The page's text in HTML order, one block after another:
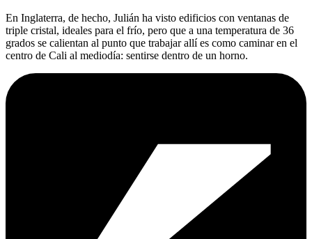
En Inglaterra, de hecho, Julián ha visto edificios con ventanas de
triple cristal, ideales para el frío, pero que a una temperatura de 36
grados se calientan al punto que trabajar allí es como caminar en el
centro de Cali al mediodía: sentirse dentro de un horno.